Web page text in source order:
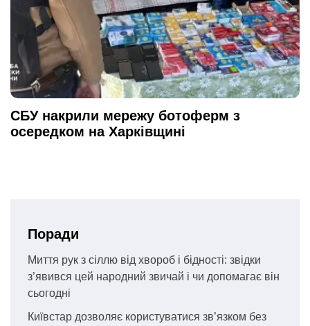
СБУ накрили мережу ботоферм з
осередком на Харківщині
Поради
Миття рук з сіллю від хвороб і бідності: звідки
з’явився цей народний звичай і чи допомагає він
сьогодні
Київстар дозволяє користуватися зв’язком без